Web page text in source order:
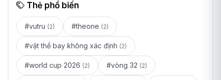
Thẻ phổ biến
#vutru (2) #theone (2)
#vật thể bay không xác định (2)
#world cup 2026 (2) #vòng 32 (2)